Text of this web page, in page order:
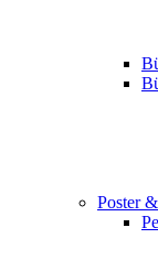
Poster